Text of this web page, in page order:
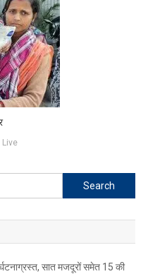
Live
Search
for:
सात मजदूरों समेत 15 की